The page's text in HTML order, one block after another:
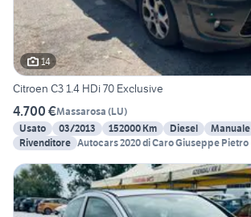
14
Citroen C3 1.4 HDi 70 Exclusive
4.700 €Massarosa (LU)
Usato
03/2013 152000 Km Diesel Manuale
Rivenditore Autocars 2020 di Caro Giuseppe Pietro